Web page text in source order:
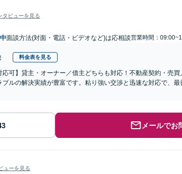
タビューを見る
面談方法(対面・電話・ビデオなど)は応相談営業時間：
料金表を見る
応可】貸主・オーナー／借主どちらも対応！不動産契約・売
ルの解決実績が豊富です。粘り強い交渉と迅速な対応で、最
メールでお
ューを見る